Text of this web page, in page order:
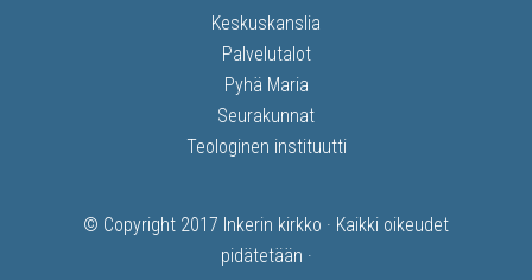
Keskuskanslia
Palvelutalot
Pyhä Maria
Seurakunnat
Teologinen instituutti
© Copyright 2017 Inkerin kirkko · Kaikki oikeudet
pidätetään ·